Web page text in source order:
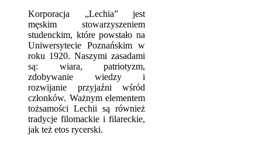
Korporacja „Lechia” jest
męskim stowarzyszeniem
studenckim, które powstało na
Uniwersytecie Poznańskim w
roku 1920. Naszymi zasadami
są: wiara, patriotyzm,
zdobywanie wiedzy i
rozwijanie przyjaźni wśród
członków. Ważnym elementem
tożsamości Lechii są również
tradycje filomackie i filareckie,
jak też etos rycerski.